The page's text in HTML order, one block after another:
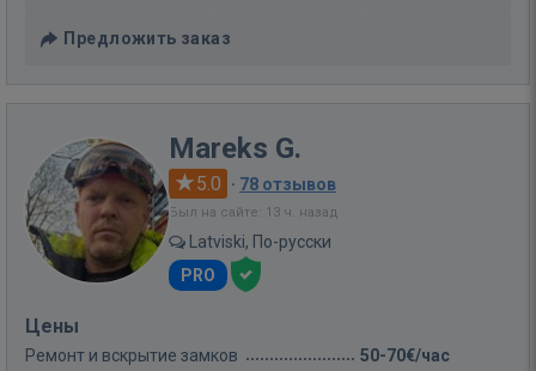
Предложить заказ
Mareks G.
5.0 · 78 отзывов
Был на сайте: 13 ч. назад
Latviski, По-русски
PRO
Цены
Ремонт и вскрытие замков 50-70€/час